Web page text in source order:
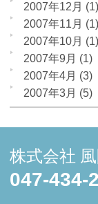
2007年12月 (1)
2007年11月 (1)
2007年10月 (1)
2007年9月 (1)
2007年4月 (3)
2007年3月 (5)
株式会社
047-434-